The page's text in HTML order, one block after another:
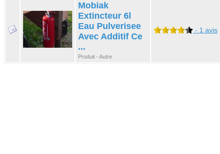
Mobiak
Extincteur 6l
Eau Pulverisee
Avec Additif Ce
...
Produit - Autre
- 1 avis